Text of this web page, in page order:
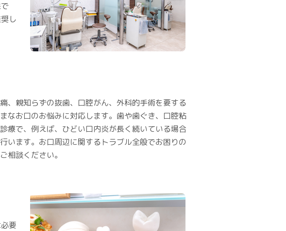
し
、親知らずの抜歯、口腔がん、外科的手術を要する
なお口のお悩みに対応します。歯や歯ぐき、口腔粘
療で、例えば、ひどい口内炎が長く続いている場合
います。お口周辺に関するトラブル全般でお困りの
相談ください。
要